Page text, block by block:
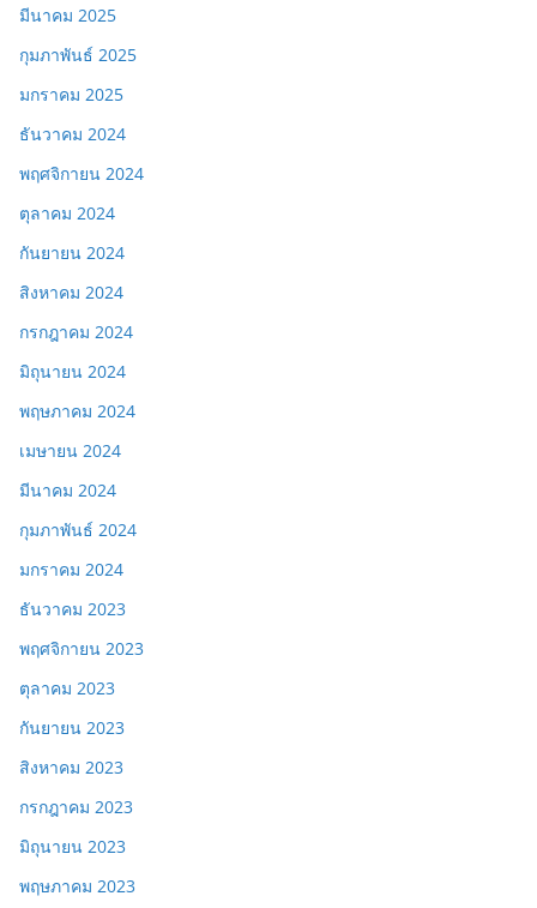
มีนาคม 2025
กุมภาพันธ์ 2025
มกราคม 2025
ธันวาคม 2024
พฤศจิกายน 2024
ตุลาคม 2024
กันยายน 2024
สิงหาคม 2024
กรกฎาคม 2024
มิถุนายน 2024
พฤษภาคม 2024
เมษายน 2024
มีนาคม 2024
กุมภาพันธ์ 2024
มกราคม 2024
ธันวาคม 2023
พฤศจิกายน 2023
ตุลาคม 2023
กันยายน 2023
สิงหาคม 2023
กรกฎาคม 2023
มิถุนายน 2023
พฤษภาคม 2023